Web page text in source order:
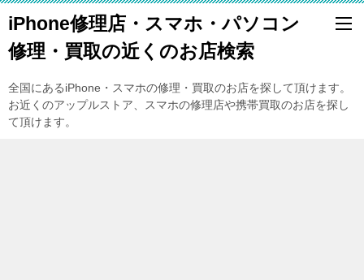
iPhone修理店・スマホ・パソコン
修理・買取の近くのお店検索
全国にあるiPhone・スマホの修理・買取のお店を探して頂けます。
お近くのアップルストア、スマホの修理店や携帯買取のお店を探し
て頂けます。